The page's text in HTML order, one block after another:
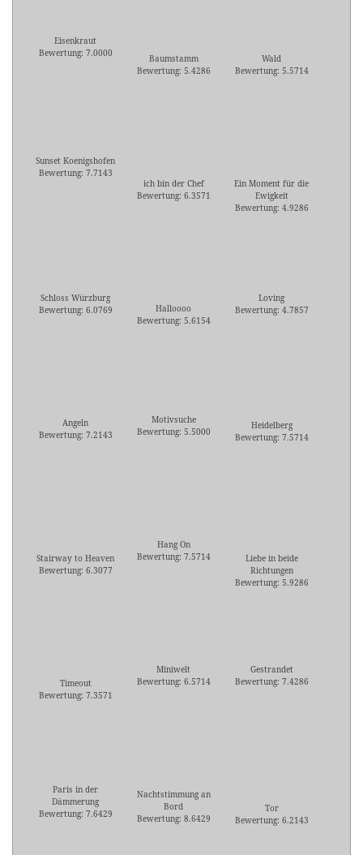
Eisenkraut
Bewertung: 7.0000
Baumstamm
Bewertung: 5.4286
Wald
Bewertung: 5.5714
Sunset Koenigshofen
Bewertung: 7.7143
ich bin der Chef
Bewertung: 6.3571
Ein Moment für die
Ewigkeit
Bewertung: 4.9286
Schloss Würzburg
Bewertung: 6.0769
Halloooo
Bewertung: 5.6154
Loving
Bewertung: 4.7857
Angeln
Bewertung: 7.2143
Motivsuche
Bewertung: 5.5000
Heidelberg
Bewertung: 7.5714
Stairway to Heaven
Bewertung: 6.3077
Hang On
Bewertung: 7.5714
Liebe in beide
Richtungen
Bewertung: 5.9286
Timeout
Bewertung: 7.3571
Miniwelt
Bewertung: 6.5714
Gestrandet
Bewertung: 7.4286
Paris in der
Dämmerung
Bewertung: 7.6429
Nachtstimmung an
Bord
Bewertung: 8.6429
Tor
Bewertung: 6.2143